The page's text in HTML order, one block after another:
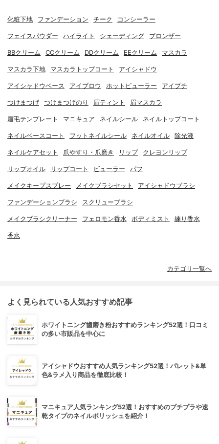
化粧下地 ファンデーション チーク コンシーラー
フェイスパウダー ハイライト シェーディング ブロンザー
BBクリーム CCクリーム DDクリーム EEクリーム マスカラ
マスカラ下地 マスカラトップコート アイシャドウ
アイシャドウベース アイブロウ ホットビューラー アイプチ
つけまつげ つけまつげのり 眉ティント 眉マスカラ
眉毛テンプレート マニキュア ネイルシール ネイルトップコート
ネイルベースコート フットネイルシール ネイルオイル 除光液
ネイルケアセット 爪やすり・爪磨き リップ クレヨンリップ
リップオイル リップコート ビューラー パフ
メイクキープスプレー メイクブラシセット アイシャドウブラシ
ファンデーションブラシ スクリューブラシ
メイクブラシクリーナー フェロモン香水 ボディミスト 練り香水
香水
カテゴリ一覧へ
よく見られている人気おすすめ記事
ホワイトニング歯磨き粉おすすめランキング52選！口コミ
の多い市販品を中心に
アイシャドウおすすめ人気ランキング52選！パレット&単
色&ラメ入り商品を徹底比較！
マニキュア人気ランキング52選！おすすめのプチプラや速
乾タイプのネイルポリッシュを紹介！